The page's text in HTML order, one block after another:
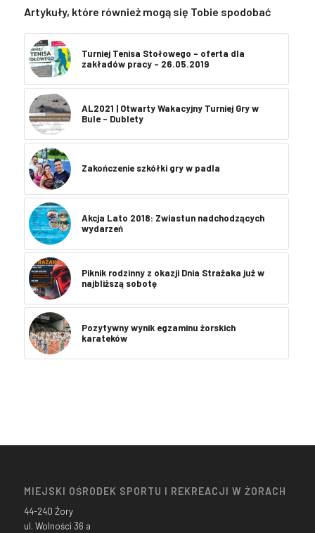
Artykuły, które również mogą się Tobie spodobać
Turniej Tenisa Stołowego – oferta dla
zakładów pracy – 26.05.2019
AL2021 | Otwarty Wakacyjny Turniej Gry w
Bule – Dublety
Zakończenie szkółki gry w padla
Akcja Lato 2018: Zwiastun nadchodzących
wydarzeń
Piknik rodzinny z okazji Dnia Strażaka już w
najbliższą sobotę
Pozytywny wynik egzaminu żorskich
karateków
MIEJSKI OŚRODEK SPORTU I REKREACJI W ŻORACH
44-240 Żory
ul. Wolności 36 a